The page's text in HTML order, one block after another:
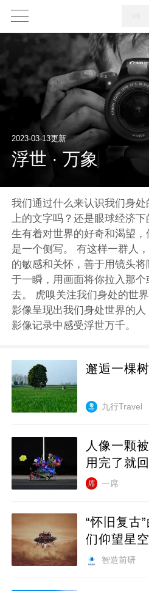
1X
2023-03-13更新
浮世 · 万象
我们通过什么来认识我们身
上的文字吗？还是眼球经济
生有着对世界的好奇和渴望
是一个侧写。 有这样一群人
的敏感和关怀，善于用镜头
于一瞬，用画面将你拉入那
去。 虎嗅关注我们身处的世
影像呈现出我们身处世界的
影像记录中感受浮世万千。
邂逅一棵树
九行Travel
人像一颗
用完了就
一席
“怀旧复古
们仰望星空
智造前研